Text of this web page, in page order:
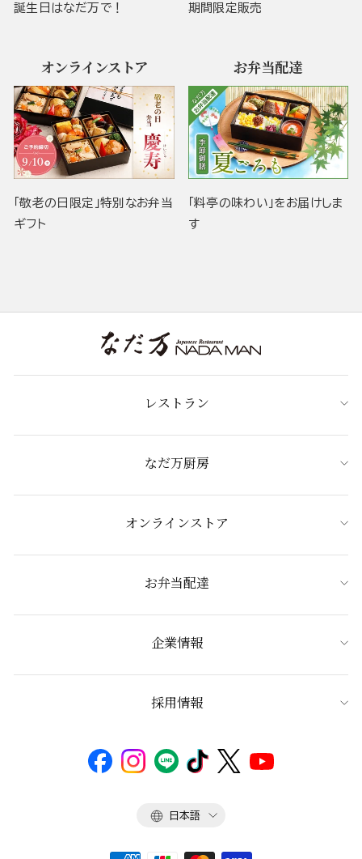
誕生日はなだ万で！ 期間限定販売
オンラインストア
「敬老の日限定」特別なお弁当
ギフト
お弁当配達
「料亭の味わい」をお届けしま
す
レストラン
なだ万厨房
オンラインストア
お弁当配達
企業情報
採用情報
言
日本語